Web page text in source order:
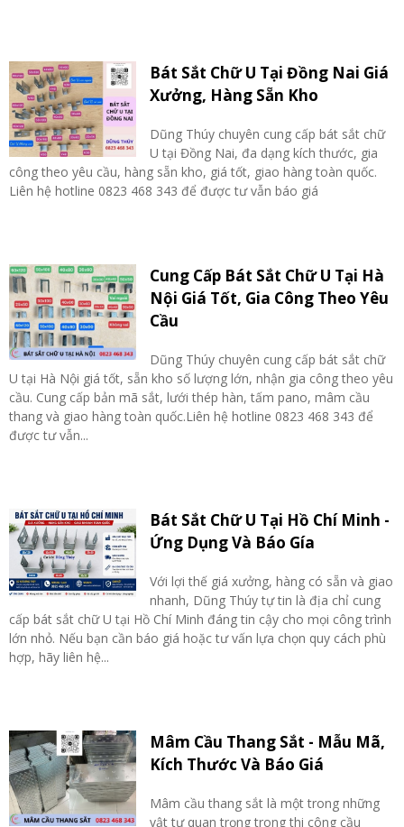
Bát Sắt Chữ U Tại Đồng Nai Giá
Xưởng, Hàng Sẵn Kho
Dũng Thúy chuyên cung cấp bát sắt chữ
U tại Đồng Nai, đa dạng kích thước, gia
công theo yêu cầu, hàng sẵn kho, giá tốt, giao hàng toàn quốc.
Liên hệ hotline 0823 468 343 để được tư vẫn báo giá
Cung Cấp Bát Sắt Chữ U Tại Hà
Nội Giá Tốt, Gia Công Theo Yêu
Cầu
Dũng Thúy chuyên cung cấp bát sắt chữ
U tại Hà Nội giá tốt, sẵn kho số lượng lớn, nhận gia công theo yêu
cầu. Cung cấp bản mã sắt, lưới thép hàn, tấm pano, mâm cầu
thang và giao hàng toàn quốc.Liên hệ hotline 0823 468 343 để
được tư vẫn...
Bát Sắt Chữ U Tại Hồ Chí Minh -
Ứng Dụng Và Báo Gía
Với lợi thế giá xưởng, hàng có sẵn và giao
nhanh, Dũng Thúy tự tin là địa chỉ cung
cấp bát sắt chữ U tại Hồ Chí Minh đáng tin cậy cho mọi công trình
lớn nhỏ. Nếu bạn cần báo giá hoặc tư vấn lựa chọn quy cách phù
hợp, hãy liên hệ...
Mâm Cầu Thang Sắt - Mẫu Mã,
Kích Thước Và Báo Giá
Mâm cầu thang sắt là một trong những
vật tư quan trọng trong thi công cầu